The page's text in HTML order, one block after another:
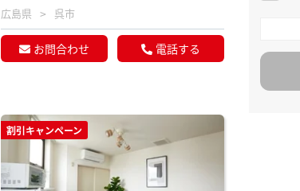
広島県 呉市
お問合わせ 電話する
割引キャンペーン